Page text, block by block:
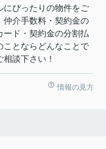
にぴったりの物件をご
仲介手数料・契約金の
ード・契約金の分割払
ことならどんなことで
談下さい！
情報の見方